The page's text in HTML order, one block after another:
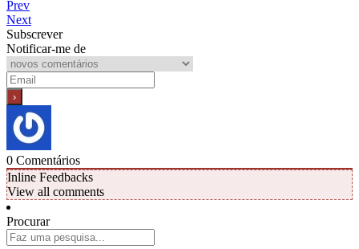
Prev
Next
Subscrever
Notificar-me de
0 Comentários
Inline Feedbacks
View all comments
Procurar